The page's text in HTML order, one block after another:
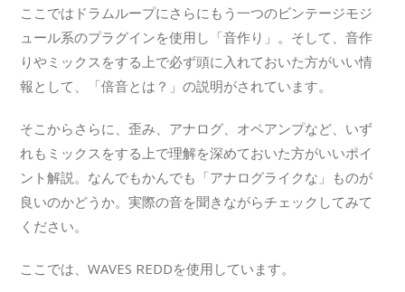
ここではドラムループにさらにもう一つのビンテージモジ
ュール系のプラグインを使用し「音作り」。そして、音作
りやミックスをする上で必ず頭に入れておいた方がいい情
報として、「倍音とは？」の説明がされています。
そこからさらに、歪み、アナログ、オペアンプなど、いず
れもミックスをする上で理解を深めておいた方がいいポイ
ント解説。なんでもかんでも「アナログライクな」ものが
良いのかどうか。実際の音を聞きながらチェックしてみて
ください。
ここでは、WAVES REDDを使用しています。